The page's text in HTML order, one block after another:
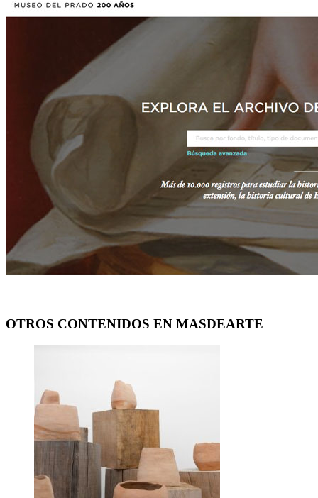
OTROS CONTENIDOS EN MASDEARTE